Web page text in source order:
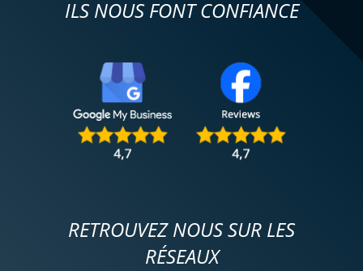
ILS NOUS FONT CONFIANCE
RETROUVEZ NOUS SUR LES
RÉSEAUX